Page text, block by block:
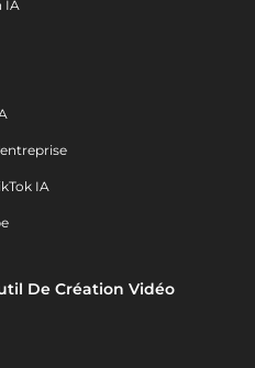
IA
IA
De Création Vidéo